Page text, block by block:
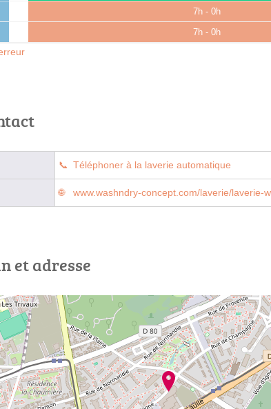
7h - 0h
7h - 0h
Téléphoner à la laverie automatique
www.washndry-concept.com/laverie/laverie-
et adresse